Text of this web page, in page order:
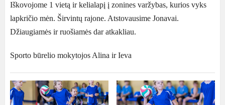
Iškovojome 1 vietą ir kelialapį į zonines varžybas, kurios vyks
lapkričio mėn. Širvintų rajone. Atstovausime Jonavai.
Džiaugiamės ir ruošiamės dar atkakliau.
Sporto būrelio mokytojos Alina ir Ieva